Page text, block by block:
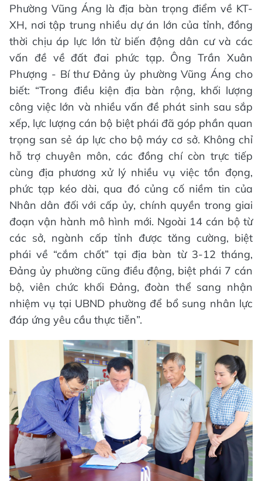
Phường Vũng Áng là địa bàn trọng điểm về KT-
XH, nơi tập trung nhiều dự án lớn của tỉnh, đồng
thời chịu áp lực lớn từ biến động dân cư và các
vấn đề về đất đai phức tạp. Ông Trần Xuân
Phượng - Bí thư Đảng ủy phường Vũng Áng cho
biết: “Trong điều kiện địa bàn rộng, khối lượng
công việc lớn và nhiều vấn đề phát sinh sau sắp
xếp, lực lượng cán bộ biệt phái đã góp phần quan
trọng san sẻ áp lực cho bộ máy cơ sở. Không chỉ
hỗ trợ chuyên môn, các đồng chí còn trực tiếp
cùng địa phương xử lý nhiều vụ việc tồn đọng,
phức tạp kéo dài, qua đó củng cố niềm tin của
Nhân dân đối với cấp ủy, chính quyền trong giai
đoạn vận hành mô hình mới. Ngoài 14 cán bộ từ
các sở, ngành cấp tỉnh được tăng cường, biệt
phái về “cắm chốt” tại địa bàn từ 3-12 tháng,
Đảng ủy phường cũng điều động, biệt phái 7 cán
bộ, viên chức khối Đảng, đoàn thể sang nhận
nhiệm vụ tại UBND phường để bổ sung nhân lực
đáp ứng yêu cầu thực tiễn”.